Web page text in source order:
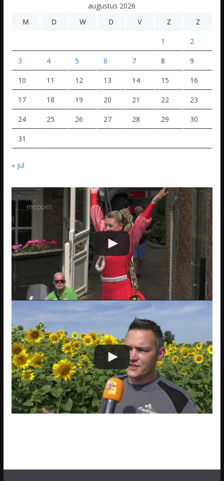
augustus 2026
M
D W D V Z Z
1 2
3 4 5 6 7 8 9
10 11 12 13 14 15 16
17 18 19 20 21 22 23
24 25 26 27 28 29 30
31
« jul